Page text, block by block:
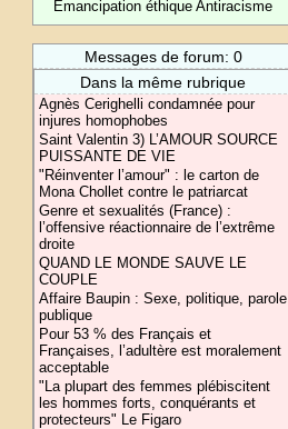
Emancipation éthique Antiracisme
Messages de forum: 0
Dans la même rubrique
Agnès Cerighelli condamnée pour
injures homophobes
Saint Valentin 3) L’AMOUR SOURCE
PUISSANTE DE VIE
"Réinventer l’amour" : le carton de
Mona Chollet contre le patriarcat
Genre et sexualités (France) :
l’offensive réactionnaire de l’extrême
droite
QUAND LE MONDE SAUVE LE
COUPLE
Affaire Baupin : Sexe, politique, parole
publique
Pour 53 % des Français et
Françaises, l’adultère est moralement
acceptable
"La plupart des femmes plébiscitent
les hommes forts, conquérants et
protecteurs" Le Figaro